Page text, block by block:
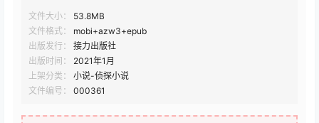
文件大小：
53.8MB
文件格式：
mobi+azw3+epub
出版发行：
接力出版社
出版时间：
2021年1月
上架分类：
小说-侦探小说
文件编号：
000361